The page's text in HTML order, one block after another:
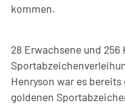
kommen.
28 Erwachsene und
Henryson war es
goldenen